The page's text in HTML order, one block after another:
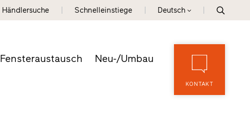
Händlersuche Schnelleinstiege Deutsch
Fensteraustausch Neu-/Umbau
KONTAKT